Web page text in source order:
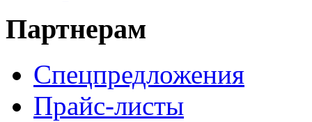
Партнерам
Спецпредложения
Прайс-листы